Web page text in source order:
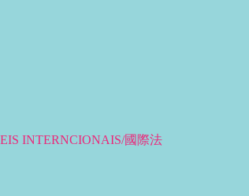
INTERNCIONAIS/國際法